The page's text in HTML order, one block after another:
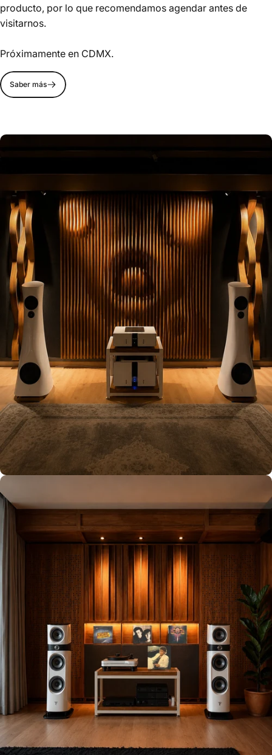
producto, por lo que recomendamos agendar antes de
visitarnos.
Próximamente en CDMX.
Saber más